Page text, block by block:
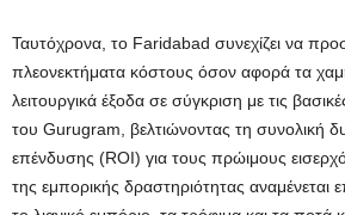
Ταυτόχρονα, το Faridabad συνεχίζει να
πλεονεκτήματα κόστους όσον αφορά τα
λειτουργικά έξοδα σε σύγκριση με τις
του Gurugram, βελτιώνοντας τη συνολική
επένδυσης (ROI) για τους πρώιμους
της εμπορικής δραστηριότητας αναμένεται